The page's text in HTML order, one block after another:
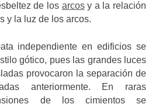
de los arcosy a la relación
y la luz de los arcos.
independiente en edificios se
gótico, pues las grandes luces
provocaron la separación de
anteriormente. En raras
de los cimientos se